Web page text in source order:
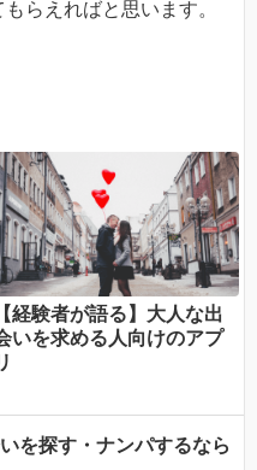
らえればと思います。
【経験者が語る】大人な出
いを求める人向けのアプ
を探す・ナンパするなら